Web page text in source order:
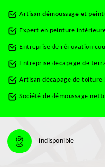
Artisan démoussage et
Expert en peinture
Entreprise de rénovation
Entreprise décapage de
Artisan décapage de toiture
Société de démoussage
indisponible